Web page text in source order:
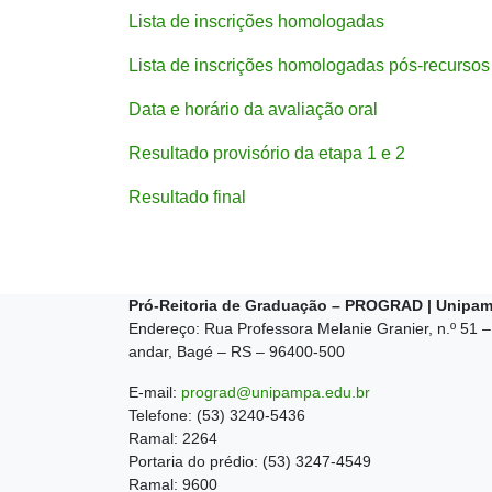
Lista de inscrições homologadas
Lista de inscrições homologadas pós-recursos
Data e horário da avaliação oral
Resultado provisório da etapa 1 e 2
Resultado final
Pró-Reitoria de Graduação – PROGRAD |
Endereço: Rua Professora Melanie Granier, n.º 51 –
andar, Bagé – RS – 96400-500
E-mail: prograd@unipampa.edu.br
Telefone: (53) 3240-5436
Ramal: 2264
Portaria do prédio: (53) 3247-4549
Ramal: 9600